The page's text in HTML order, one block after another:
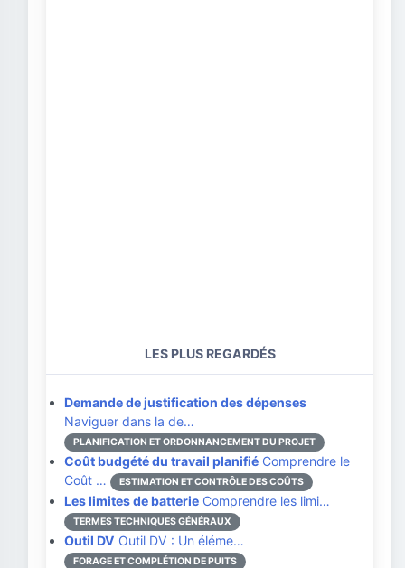
LES PLUS REGARDÉS
Demande de justification des dépenses
Naviguer dans la de…
PLANIFICATION ET ORDONNANCEMENT DU PROJET
Coût budgété du travail planifié Comprendre le
Coût …
ESTIMATION ET CONTRÔLE DES COÛTS
Les limites de batterie Comprendre les limi…
TERMES TECHNIQUES GÉNÉRAUX
Outil DV Outil DV : Un éléme…
FORAGE ET COMPLÉTION DE PUITS